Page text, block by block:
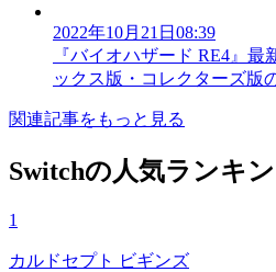
2022年10月21日08:39
『バイオハザード RE4』
ックス版・コレクターズ版
関連記事をもっと見る
Switchの人気ランキ
1
カルドセプト ビギンズ